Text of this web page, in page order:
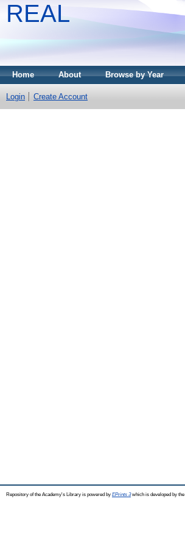
REAL
Home About Browse by Year
Login Create Account
Repository of the Academy's Library is powered by EPrints 3which is developed by the